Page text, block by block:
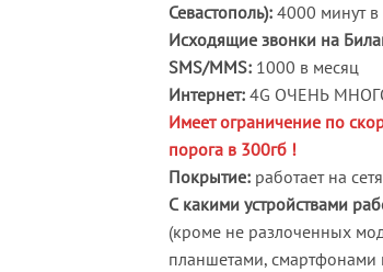
Севастополь): 4000 минут в
Исходящие звонки на
SMS/MMS: 1000 в месяц
Интернет: 4G ОЧЕНЬ
Имеет ограничение по
порога в 300гб !
Покрытие: работает на
С какими устройствами
(кроме не разлоченных
планшетами, смартфонами